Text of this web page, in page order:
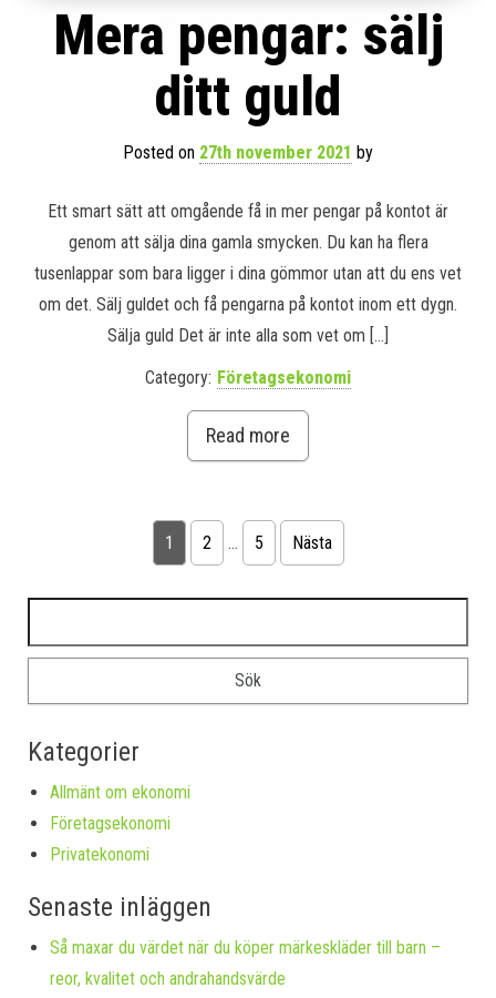
Mera pengar: sälj
ditt guld
Posted on 27th november 2021 by
Ett smart sätt att omgående få in mer pengar på kontot är
genom att sälja dina gamla smycken. Du kan ha flera
tusenlappar som bara ligger i dina gömmor utan att du ens vet
om det. Sälj guldet och få pengarna på kontot inom ett dygn.
Sälja guld Det är inte alla som vet om […]
Category: Företagsekonomi
Read more
Sidnumrering för inlägg
1 2 … 5 Nästa
Kategorier
Allmänt om ekonomi
Företagsekonomi
Privatekonomi
Senaste inläggen
Så maxar du värdet när du köper märkeskläder till barn –
reor, kvalitet och andrahandsvärde